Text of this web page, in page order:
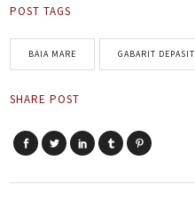
POST TAGS
BAIA MARE GABARIT DEPASIT
SHARE POST